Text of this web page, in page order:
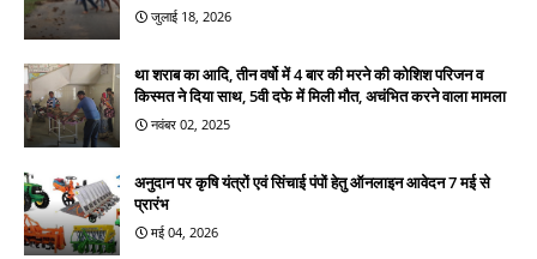
जुलाई 18, 2026
था शराब का आदि, तीन वर्षो में 4 बार की मरने की कोशिश परिजन व
किस्मत ने दिया साथ, 5वी दफे में मिली मौत, अचंभित करने वाला मामला
नवंबर 02, 2025
अनुदान पर कृषि यंत्रों एवं सिंचाई पंपों हेतु ऑनलाइन आवेदन 7 मई से
प्रारंभ
मई 04, 2026